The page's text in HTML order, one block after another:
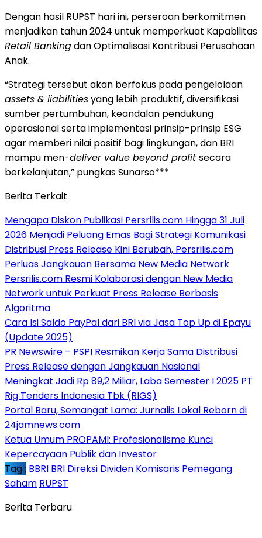
Dengan hasil RUPST hari ini, perseroan berkomitmen
menjadikan tahun 2024 untuk memperkuat Kapabilitas
Retail Bankingdan Optimalisasi Kontribusi Perusahaan
Anak.
“Strategi tersebut akan berfokus pada pengelolaan
assets & liabilitiesyang lebih produktif, diversifikasi
sumber pertumbuhan, keandalan pendukung
operasional serta implementasi prinsip-prinsip ESG
agar memberi nilai positif bagi lingkungan, dan BRI
mampu men-deliver value beyond profit secara
berkelanjutan,” pungkas Sunarso***
Berita Terkait
Mengapa Diskon Publikasi Persrilis.com Hingga 31 Juli
2026 Menjadi Peluang Emas Bagi Strategi Komunikasi
Distribusi Press Release Kini Berubah, Persrilis.com
Perluas Jangkauan Bersama New Media Network
Persrilis.com Resmi Kolaborasi dengan New Media
Network untuk Perkuat Press Release Berbasis
Algoritma
Cara Isi Saldo PayPal dari BRI via Jasa Top Up di Epayu
(Update 2025)
PR Newswire – PSPI Resmikan Kerja Sama Distribusi
Press Release dengan Jangkauan Nasional
Meningkat Jadi Rp 89,2 Miliar, Laba Semester I 2025 PT
Rig Tenders Indonesia Tbk (RIGS)
Portal Baru, Semangat Lama: Jurnalis Lokal Reborn di
24jamnews.com
Ketua Umum PROPAMI: Profesionalisme Kunci
Kepercayaan Publik dan Investor
Tag : BBRI BRI Direksi Dividen Komisaris Pemegang
Saham RUPST
Berita Terbaru